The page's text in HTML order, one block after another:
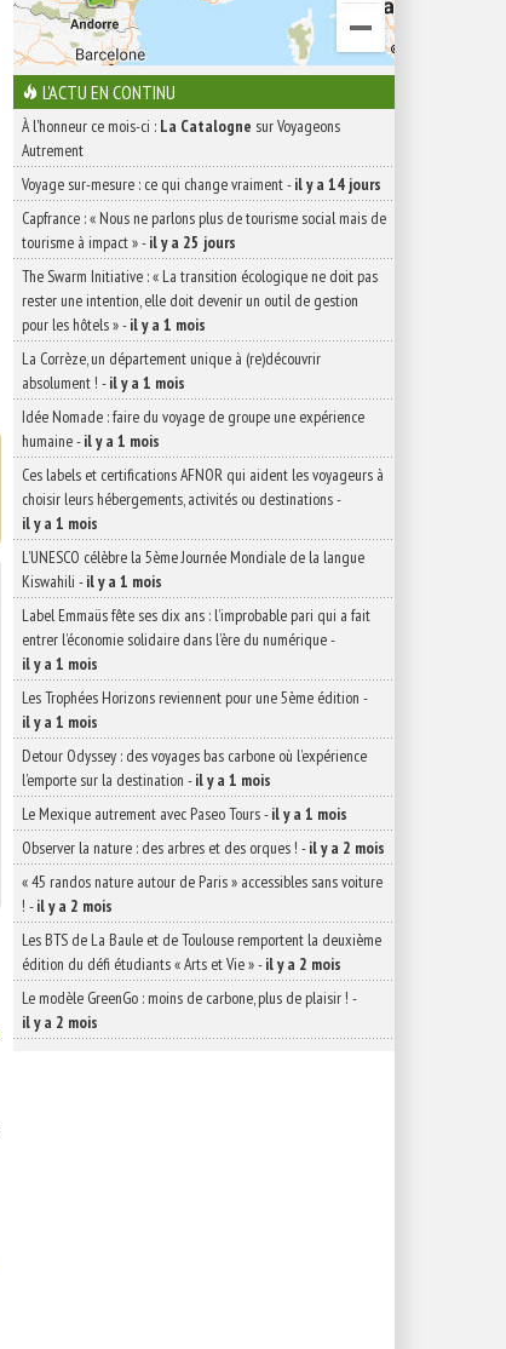
L'ACTU EN CONTINU
À l'honneur ce mois-ci : La Catalogne sur Voyageons
Autrement
Voyage sur-mesure : ce qui change vraiment-il y a 14 jours
Capfrance : « Nous ne parlons plus de tourisme social mais de
tourisme à impact »-il y a 25 jours
The Swarm Initiative : « La transition écologique ne doit pas
rester une intention, elle doit devenir un outil de gestion
pour les hôtels »-il y a 1 mois
La Corrèze, un département unique à (re)découvrir
absolument ! -il y a 1 mois
Idée Nomade : faire du voyage de groupe une expérience
humaine-il y a 1 mois
Ces labels et certifications AFNOR qui aident les voyageurs à
choisir leurs hébergements, activités ou destinations-
il y a 1 mois
L’UNESCO célèbre la 5ème Journée Mondiale de la langue
Kiswahili -il y a 1 mois
Label Emmaüs fête ses dix ans : l’improbable pari qui a fait
entrer l’économie solidaire dans l’ère du numérique-
il y a 1 mois
Les Trophées Horizons reviennent pour une 5ème édition -
il y a 1 mois
Detour Odyssey : des voyages bas carbone où l’expérience
l’emporte sur la destination -il y a 1 mois
Le Mexique autrement avec Paseo Tours-il y a 1 mois
Observer la nature : des arbres et des orques ! -il y a 2 mois
« 45 randos nature autour de Paris » accessibles sans voiture
! -il y a 2 mois
Les BTS de La Baule et de Toulouse remportent la deuxième
édition du défi étudiants « Arts et Vie »-il y a 2 mois
Le modèle GreenGo : moins de carbone, plus de plaisir ! -
il y a 2 mois